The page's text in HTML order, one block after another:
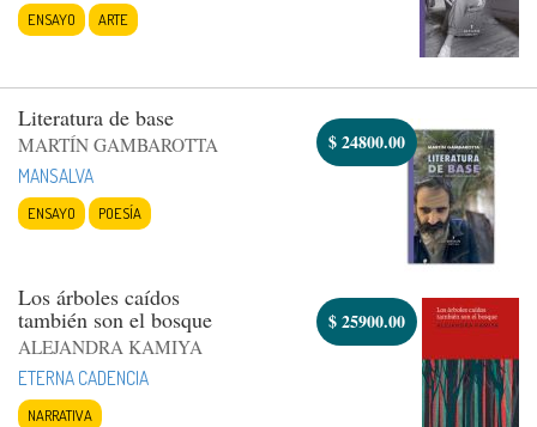
ENSAYO ARTE
Literatura de base
MARTÍN GAMBAROTTA
MANSALVA
ENSAYO POESÍA
$24800.00
Los árboles caídos
también son el bosque
ALEJANDRA KAMIYA
ETERNA CADENCIA
NARRATIVA
$25900.00